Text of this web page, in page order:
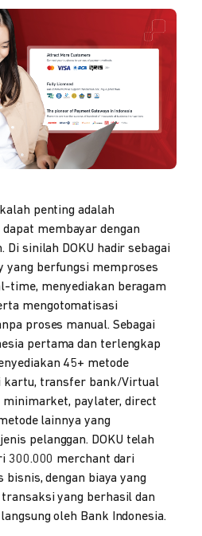
penting adalah
membayar dengan
Di sinilah DOKU hadir sebagai
yang berfungsi memproses
time, menyediakan beragam
mengotomatisasi
proses manual. Sebagai
pertama dan terlengkap
45+ metode
kartu, transfer bank/Virtual
minimarket, paylater, direct
lainnya yang
pelanggan. DOKU telah
300.000 merchant dari
bisnis, dengan biaya yang
yang berhasil dan
oleh Bank Indonesia.